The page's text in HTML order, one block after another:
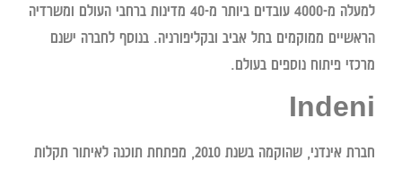
למעלה מ-4000 עובדים ביותר מ-40 מדינות ברחבי העולם ומשרדיה
הראשיים ממוקמים בתל אביב ובקליפורניה. בנוסף לחברה ישנם
מרכזי פיתוח נוספים בעולם.
Indeni
חברת אינדני, שהוקמה בשנת 2010, מפתחת תוכנה לאיתור תקלות